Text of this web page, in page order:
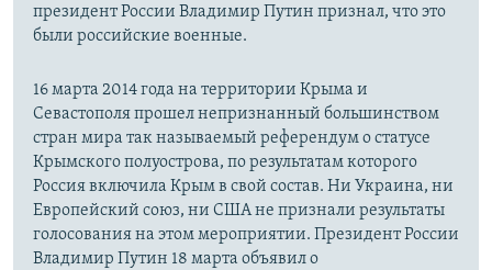
президент России Владимир Путин признал, что это
были российские военные.
16 марта 2014 года на территории Крыма и
Севастополя прошел непризнанный большинством
стран мира так называемый референдум о статусе
Крымского полуострова, по результатам которого
Россия включила Крым в свой состав. Ни Украина, ни
Европейский союз, ни США не признали результаты
голосования на этом мероприятии. Президент России
Владимир Путин 18 марта объявил о